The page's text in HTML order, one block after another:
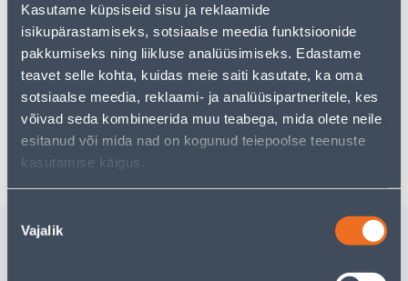
Kasutame küpsiseid sisu ja reklaamide
isikupärastamiseks, sotsiaalse meedia funktsioonide
pakkumiseks ning liikluse analüüsimiseks. Edastame
teavet selle kohta, kuidas meie saiti kasutate, ka oma
sotsiaalse meedia, reklaami- ja analüüsipartneritele, kes
võivad seda kombineerida muu teabega, mida olete neile
esitanud või mida nad on kogunud teiepoolse teenuste
kasutamise käigus.
valik
Vajalik
• L-profiil on terasest ja halli värvi.
• Mõõtmetega 1,5 x 1 x 100 cm.
• Sisetingimustes kasutamiseks.
• 14-päevane tagastusõigus.
Tarne pole võimalik
Sarnased tooted